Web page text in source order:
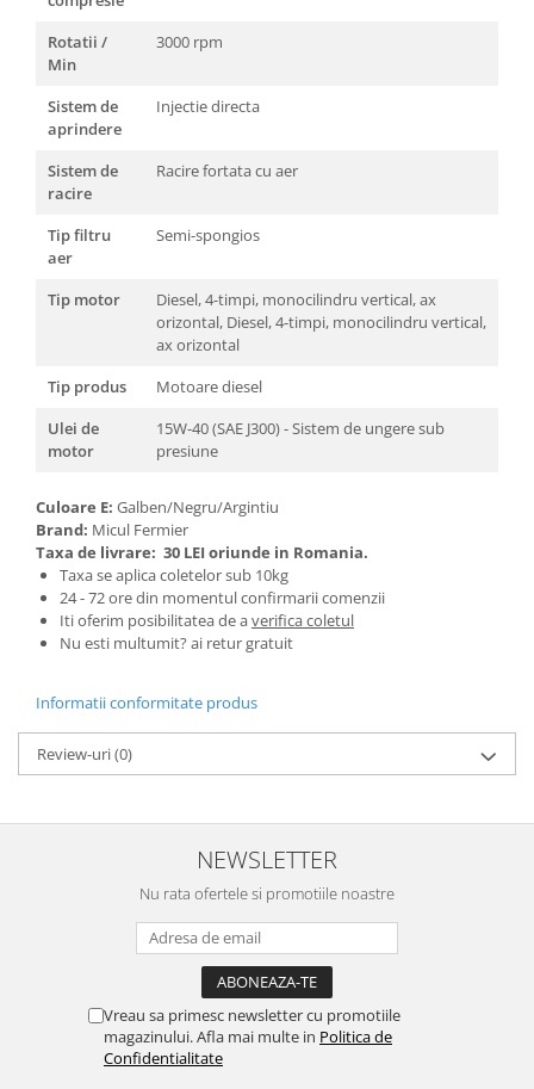
Chiuvete bucatarie compozit
Chiuvete inox
Coloane de dus
Robineti
Scari
Tapet 3D Autoadeziv
incalzire
Aere conditionate
Echipamente pt incalzire
Sobe pe lemne
Umidificatoare
Ventilatoare
Kit-uri siguranta auto
Kit-uri Supravietuire si Accesorii
Camping
Curatenie si menaj
Accesorii ingrijire casa
Aparate de calcat
Aspiratoare electrice
Cutii depozitare diverse
Dulapuri si rafturi de depozitare
Maturi, mopuri si galeti
Organizatoare imbracaminte si
Perii si aparate scame
Stergatoare geam
Umerase pentru haine si suporturi
Rotatii /
Min
3000 rpm
Sistem de
aprindere
Injectie directa
Sistem de
racire
Racire fortata cu aer
Tip filtru
aer
Semi-spongios
Tip motor
Diesel, 4-timpi, monocilindru vertical, ax
orizontal, Diesel, 4-timpi, monocilindru vertical,
ax orizontal
Tip produs
Motoare diesel
Ulei de
motor
15W-40 (SAE J300) - Sistem de ungere sub
presiune
Culoare E: Galben/Negru/Argintiu
Brand: Micul Fermier
Taxa de livrare: 30 LEI oriunde in Romania.
Taxa se aplica coletelor sub 10kg
24 - 72 ore din momentul confirmarii comenzii
Iti oferim posibilitatea de averifica coletul
Nu esti multumit? ai retur gratuit
Informatii conformitate produs
Review-uri(0)
NEWSLETTER
Nu rata ofertele si promotiile noastre
Vreau sa primesc newsletter cu promotiile
magazinului. Afla mai multe in Politica de
Confidentialitate